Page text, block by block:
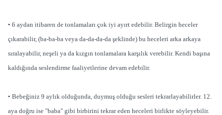
• 6 aydan itibaren de tonlamaları çok iyi ayırt edebilir. Belirgin heceler
çıkarabilir, (ba-ba-ba veya da-da-da-da şeklinde) bu heceleri arka arkaya
sıralayabilir, neşeli ya da kızgın tonlamalara karşılık verebilir. Kendi başına
kaldığında seslendirme faaliyetlerine devam edebilir.
• Bebeğiniz 9 aylık olduğunda, duymuş olduğu sesleri tekrarlayabilirler. 12.
aya doğru ise "baba" gibi birbirini tekrar eden heceleri birlikte söyleyebilir.